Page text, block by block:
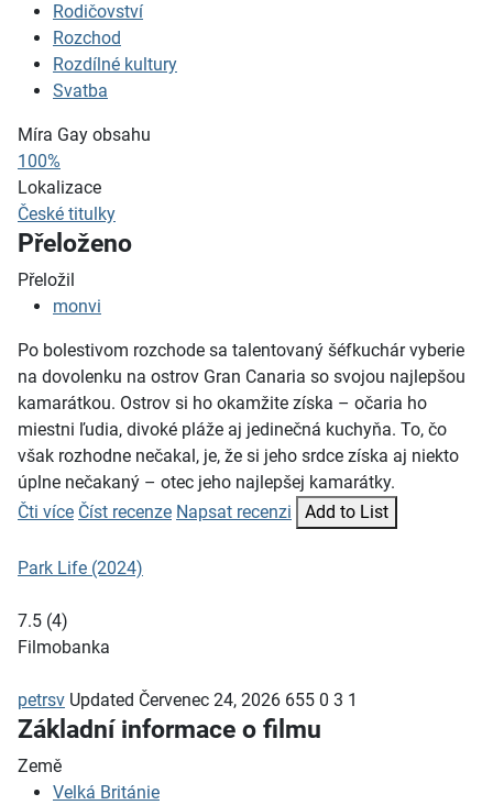
Rodičovství
Rozchod
Rozdílné kultury
Svatba
Míra Gay obsahu
100%
Lokalizace
České titulky
Přeloženo
Přeložil
monvi
Po bolestivom rozchode sa talentovaný šéfkuchár vyberie
na dovolenku na ostrov Gran Canaria so svojou najlepšou
kamarátkou. Ostrov si ho okamžite získa – očaria ho
miestni ľudia, divoké pláže aj jedinečná kuchyňa. To, čo
však rozhodne nečakal, je, že si jeho srdce získa aj niekto
úplne nečakaný – otec jeho najlepšej kamarátky.
Čti více Číst recenze Napsat recenzi Add to List
Park Life (2024)
7.5 (4)
Filmobanka
petrsv Updated Červenec 24, 2026 655 0 3 1
Základní informace o filmu
Země
Velká Británie